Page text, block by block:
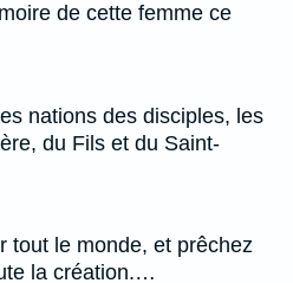
de cette femme ce
nations des disciples, les
du Fils et du Saint-
tout le monde, et prêchez
la création.…